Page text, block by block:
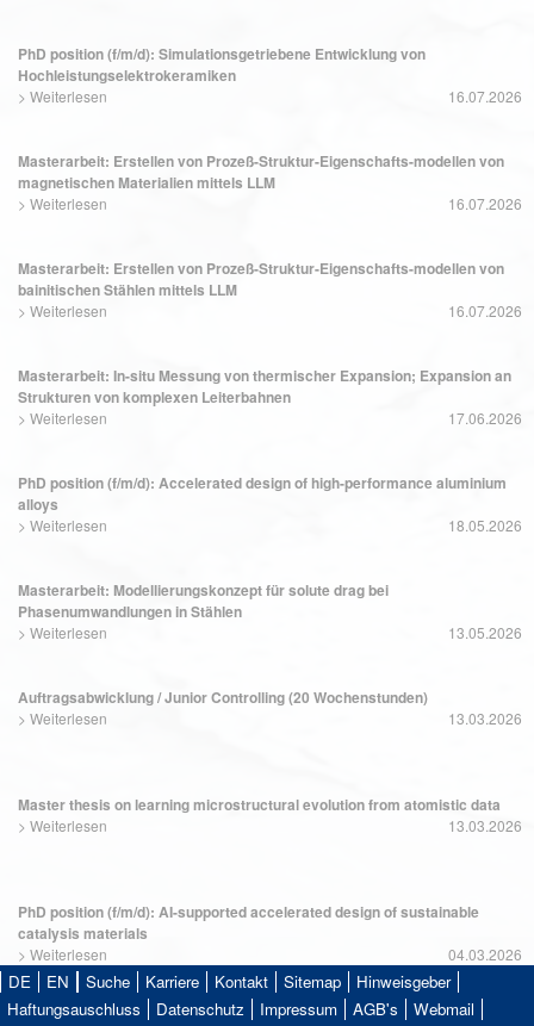
PhD position (f/m/d): Simulationsgetriebene Entwicklung von
Hochleistungselektrokeramiken
> Weiterlesen 16.07.2026
Masterarbeit: Erstellen von Prozeß-Struktur-Eigenschafts-modellen von
magnetischen Materialien mittels LLM
> Weiterlesen 16.07.2026
Masterarbeit: Erstellen von Prozeß-Struktur-Eigenschafts-modellen von
bainitischen Stählen mittels LLM
> Weiterlesen 16.07.2026
Masterarbeit: In-situ Messung von thermischer Expansion; Expansion an
Strukturen von komplexen Leiterbahnen
> Weiterlesen 17.06.2026
PhD position (f/m/d): Accelerated design of high-performance aluminium
alloys
> Weiterlesen 18.05.2026
Masterarbeit: Modellierungskonzept für solute drag bei
Phasenumwandlungen in Stählen
> Weiterlesen 13.05.2026
Auftragsabwicklung / Junior Controlling (20 Wochenstunden)
> Weiterlesen 13.03.2026
Master thesis on learning microstructural evolution from atomistic data
> Weiterlesen 13.03.2026
PhD position (f/m/d): AI-supported accelerated design of sustainable
catalysis materials
> Weiterlesen 04.03.2026
DE EN Suche Karriere Kontakt Sitemap
Hinweisgeber
Haftungsauschluss
Datenschutz Impressum AGB's Webmail